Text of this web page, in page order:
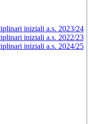
iniziali a.s. 2023/24
iniziali a.s. 2022/23
iniziali a.s. 2024/25